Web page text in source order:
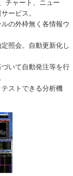
チャート、ニュー
ービス。
の外枠無く各情報ウ
照会。自動更新化し
づいて自動発注等を行
ストできる分析機